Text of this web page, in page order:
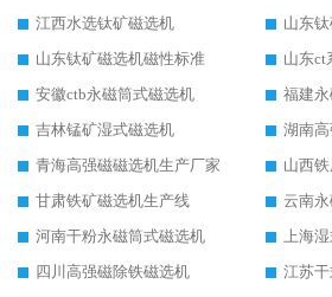
江西水选钛矿磁选机
山东
山东钛矿磁选机磁性标准
山东ct
安徽ctb永磁筒式磁选机
福建
吉林锰矿湿式磁选机
湖南
青海高强磁磁选机生产厂家
山西
甘肃铁矿磁选机生产线
云南
河南干粉永磁筒式磁选机
上海
四川高强磁除铁磁选机
江苏